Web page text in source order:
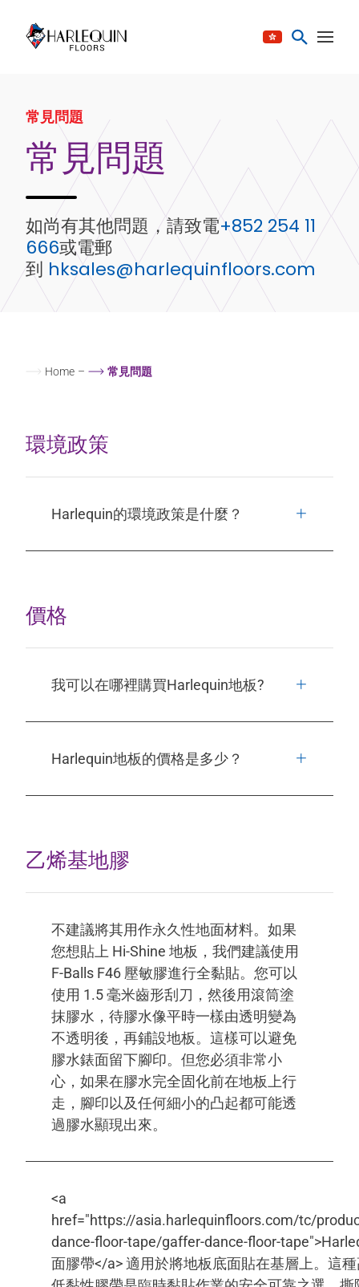
常見問題
常見問題
如尚有其他問題，請致電+852 254 11
666或電郵
到 hksales@harlequinfloors.com
Home – 常見問題
環境政策
Harlequin的環境政策是什麼？
價格
我可以在哪裡購買Harlequin地板?
Harlequin地板的價格是多少？
乙烯基地膠
不建議將其用作永久性地面材料。如果
您想貼上 Hi-Shine 地板，我們建議使用
F-Balls F46 壓敏膠進行全黏貼。您可以
使用 1.5 毫米齒形刮刀，然後用滾筒塗
抹膠水，待膠水像平時一樣由透明變為
不透明後，再鋪設地板。這樣可以避免
膠水錶面留下腳印。但您必須非常小
心，如果在膠水完全固化前在地板上行
走，腳印以及任何細小的凸起都可能透
過膠水顯現出來。
<a
href="https://asia.harlequinfloors.com/tc/
dance-floor-tape/gaffer-dance-floor-
面膠帶</a> 適用於將地板底面貼在基層上。這